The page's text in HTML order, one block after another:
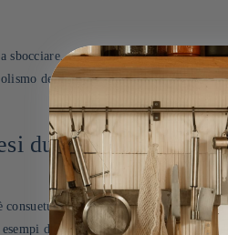
rimangono in piena fioritura
della bellezza effimera dei
durante l'hanami?
consuetudine preparare pasti speciali
di piatti popolari in questo